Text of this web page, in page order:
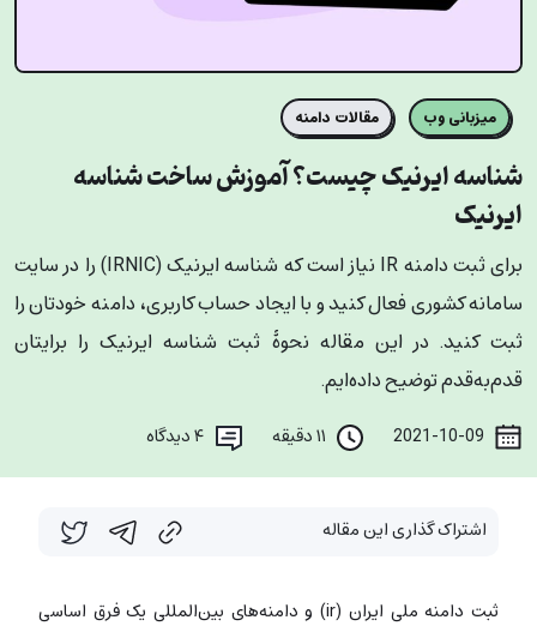
میزبانی وب مقالات دامنه
شناسه ایرنیک چیست؟ آموزش ساخت شناسه
ایرنیک
برای ثبت دامنه IR نیاز است که شناسه ایرنیک (IRNIC) را در سایت
سامانه کشوری فعال کنید و با ایجاد حساب کاربری، دامنه خودتان را
ثبت کنید. در این مقاله نحوۀ ثبت شناسه ایرنیک را برایتان
قدم‌به‌قدم توضیح داده‌ایم.
دیدگاه
اشتراک گذاری این مقاله
ثبت دامنه ملی ایران (ir) و دامنه‌های بین‌المللی یک فرق اساسی